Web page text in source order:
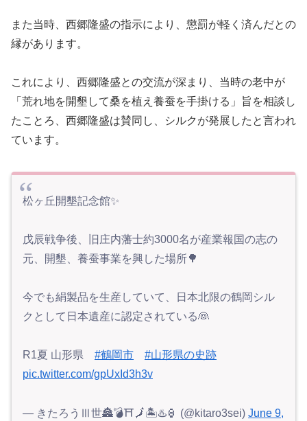
また当時、西郷隆盛の指示により、懲罰が軽く済んだとの
縁があります。
これにより、西郷隆盛との交流が深まり、当時の老中が
「荒れ地を開墾して桑を植え養蚕を手掛ける」旨を相談し
たことろ、西郷隆盛は賛同し、シルクが発展したと言われ
ています。
松ヶ丘開墾記念館✨
戊辰戦争後、旧庄内藩士約3000名が産業報国の志の
元、開墾、養蚕事業を興した場所🌳
今でも絹製品を生産していて、日本北限の鶴岡シル
クとして日本遺産に認定されている👰
R1夏 山形県 #鶴岡市
#山形県の史跡
pic.twitter.com/gpUxId3h3v
— きたろうⅢ世🏯💣⛩️🗾🏝♨️🏮 (@kitaro3sei) June 9,